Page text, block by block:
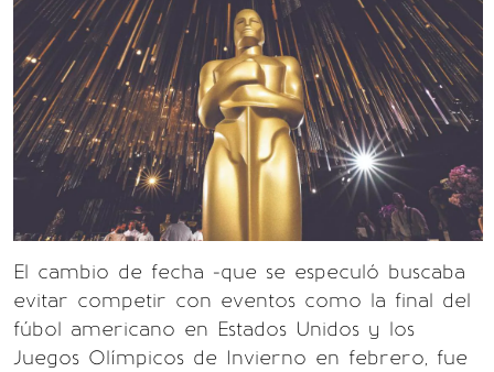
El cambio de fecha -que se especuló buscaba
evitar competir con eventos como la final del
fúbol americano en Estados Unidos y los
Juegos Olímpicos de Invierno en febrero, fue